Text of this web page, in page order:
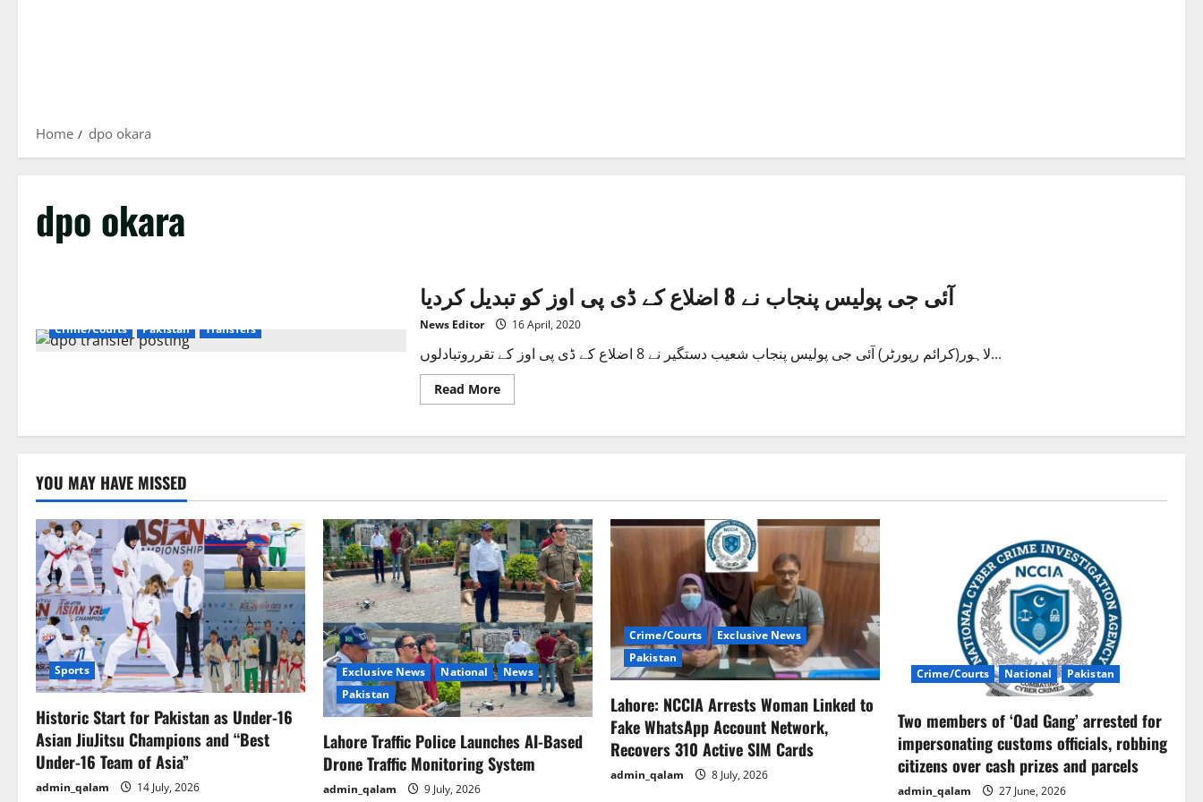
Home dpo okara
dpo okara
Crime/Courts Pakistan Transfers
آئی جی پولیس پنجاب نے 8 اضلاع کے ڈی پی اوز کو تبدیل کردیا
News Editor 16 April, 2020
لاہور(کرائم رپورٹر) آئی جی پولیس پنجاب شعیب دستگیر نے 8 اضلاع کے ڈی پی اوز کے تقرروتبادلوں...
Read MoreRead
more
جی
اضلاع
ڈی
پی
اوز
کو
تبدیل
کردیا
YOU MAY HAVE MISSED
Sports
Historic Start for Pakistan as Under-16
Asian JiuJitsu Champions and “Best
Under-16 Team of Asia”
admin_qalam 14 July, 2026
Exclusive News National
News
Pakistan
Lahore Traffic Police Launches AI-Based
Drone Traffic Monitoring System
admin_qalam 9 July, 2026
Crime/Courts
Exclusive News
Pakistan
Lahore: NCCIA Arrests Woman Linked to
Fake WhatsApp Account Network,
Recovers 310 Active SIM Cards
admin_qalam 8 July, 2026
Crime/Courts National Pakistan
Two members of ‘Oad Gang’ arrested for
impersonating customs officials, robbing
citizens over cash prizes and parcels
admin_qalam 27 June, 2026